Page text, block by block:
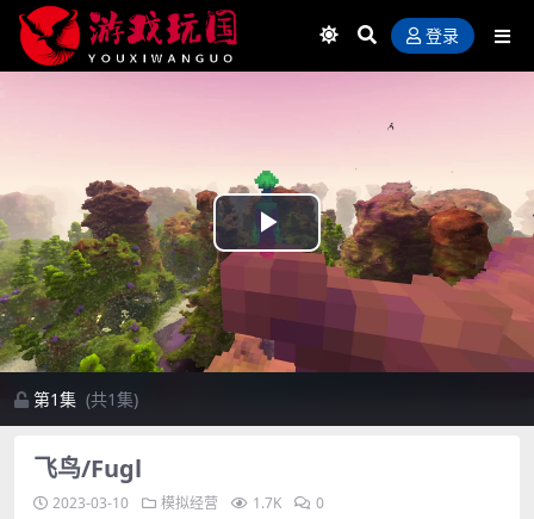
登录
Play
Video
第1集 (共1集)
飞鸟/Fugl
2023-03-10 模拟经营 1.7K 0